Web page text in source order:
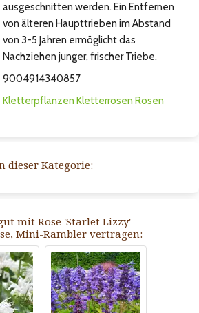
ausgeschnitten werden. Ein Entfernen
von älteren Haupttrieben im Abstand
von 3-5 Jahren ermöglicht das
Nachziehen junger, frischer Triebe.
9004914340857
Kletterpflanzen Kletterrosen Rosen
dieser Kategorie:
mit Rose 'Starlet Lizzy' -
Mini-Rambler vertragen: